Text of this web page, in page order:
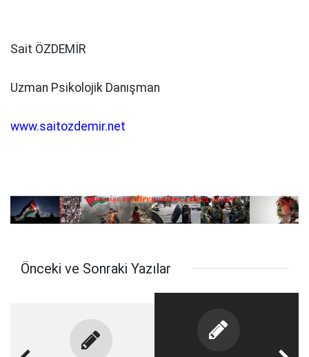
Sait ÖZDEMİR
Uzman Psikolojik Danışman
www.saitozdemir.net
Önceki ve Sonraki Yazılar